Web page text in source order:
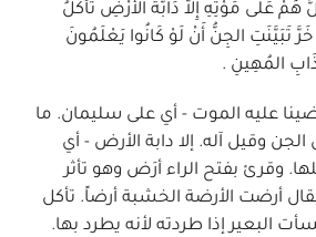
عَلَى مَوْتِهِ إِلاَّ دَابَّةُ الأَرْضِ تَأْكُلُ
تَبَيَّنَتِ الجِنُّ أَنْ لَوْ كَانُوا يَعْلَمُونَ
المُهِينِ .
عليه الموت - أي على سليمان. ما
وقيل آله. إلا دابة الأرض - أي
وقرئ بفتح الراء أرَض وهو تأثر
أرضت الأرضة الخشبة أرضاً. تأكل
البعير إذا طردته لأنه يطرد بها.